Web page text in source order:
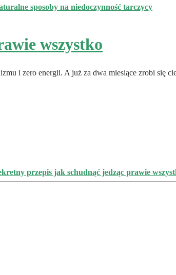
sposoby na niedoczynność tarczycy
wszystko
i zero energii. A już za dwa miesiące zrobi się
przepis jak schudnąć jedząc prawie